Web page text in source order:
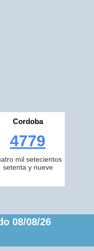
Cordoba
4779
mil setecientos
setenta y nueve
08/08/26